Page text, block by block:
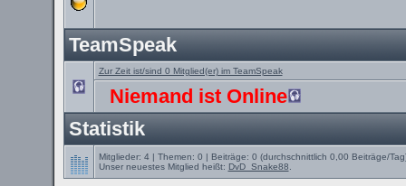
TeamSpeak
Zur Zeit ist/sind 0 Mitglied(er) im TeamSpeak
Niemand ist Online
Statistik
Mitglieder: 4 | Themen: 0 | Beiträge: 0 (durchschnittlich 0,00 Beiträge/
Unser neuestes Mitglied heißt: DvD_Snake88